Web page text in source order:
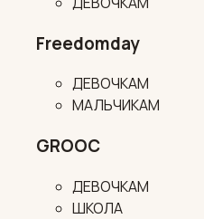
Freedomday
ДЕВОЧКАМ
МАЛЬЧИКАМ
GROOC
ДЕВОЧКАМ
ШКОЛА